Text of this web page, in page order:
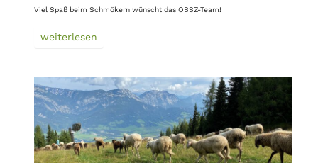
Viel Spaß beim Schmökern wünscht das ÖBSZ-Team!
weiterlesen